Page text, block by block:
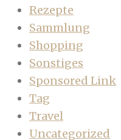
Rezepte
Sammlung
Shopping
Sonstiges
Sponsored Link
Tag
Travel
Uncategorized